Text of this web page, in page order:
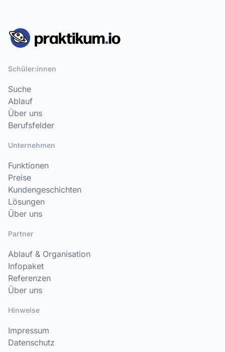
Schüler:innen
Suche
Ablauf
Über uns
Berufsfelder
Unternehmen
Funktionen
Preise
Kundengeschichten
Lösungen
Über uns
Partner
Ablauf & Organisation
Infopaket
Referenzen
Über uns
Hinweise
Impressum
Datenschutz